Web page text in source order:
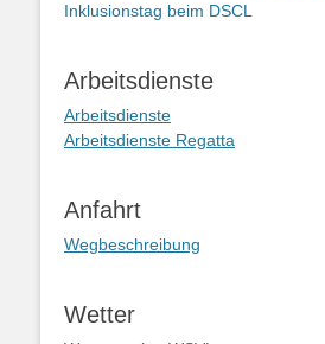
Inklusionstag beim DSCL
Arbeitsdienste
Arbeitsdienste
Arbeitsdienste Regatta
Anfahrt
Wegbeschreibung
Wetter